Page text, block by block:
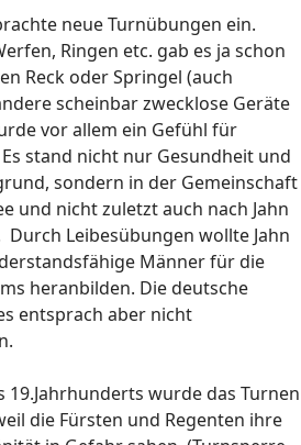
neue Turnübungen ein.
Ringen etc. gab es ja schon
Reck oder Springel (auch
scheinbar zwecklose Geräte
vor allem ein Gefühl für
stand nicht nur Gesundheit und
sondern in der Gemeinschaft
und nicht zuletzt auch nach Jahn
Leibesübungen wollte Jahn
Männer für die
heranbilden. Die deutsche
entsprach aber nicht
wurde das Turnen
die Fürsten und Regenten ihre